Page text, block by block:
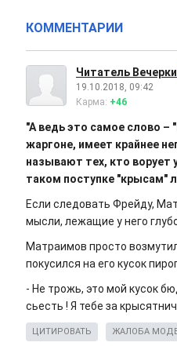
КОММЕНТАРИИ
Читатель Вечерки
19.10.2018, 09:42
Карма: +46
"А ведь это самое слово –
жаргоне, имеет крайнее
называют тех, кто ворует
таком поступке "крысам"
Если следовать Фрейду,
мысли, лежащие у него
Матраимов просто
покусился на его кусок
- Не трожь, это мой кусок
сьесть ! Я тебе за
ЦИТИРОВАТЬ ЖАЛОБА